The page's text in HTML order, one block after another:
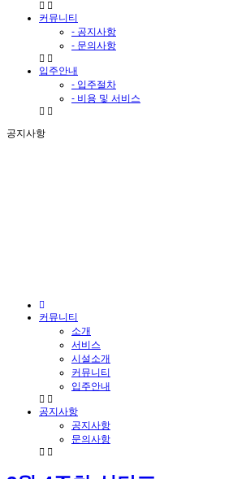
커뮤니티
- 공지사항
- 문의사항
입주안내
- 입주절차
- 비용 및 서비스
공지사항
커뮤니티
소개
서비스
시설소개
커뮤니티
입주안내
공지사항
공지사항
문의사항